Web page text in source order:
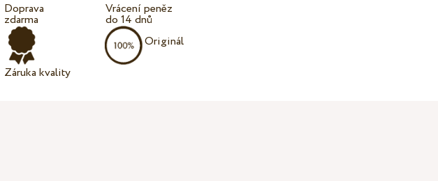
Doprava
zdarma
Záruka kvality
Vrácení peněz
do 14 dnů
Originál